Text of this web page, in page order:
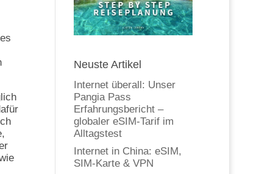
Neuste Artikel
Internet überall: Unser
Pangia Pass
Erfahrungsbericht –
globaler eSIM-Tarif im
Alltagstest
Internet in China: eSIM,
SIM-Karte & VPN